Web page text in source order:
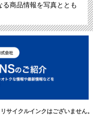
商品情報を写真ととも
サイクルインクはございません。